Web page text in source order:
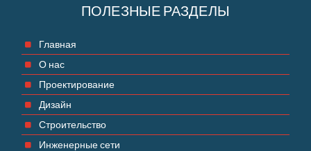
ПОЛЕЗНЫЕ РАЗДЕЛЫ
Главная
О нас
Проектирование
Дизайн
Строительство
Инженерные сети